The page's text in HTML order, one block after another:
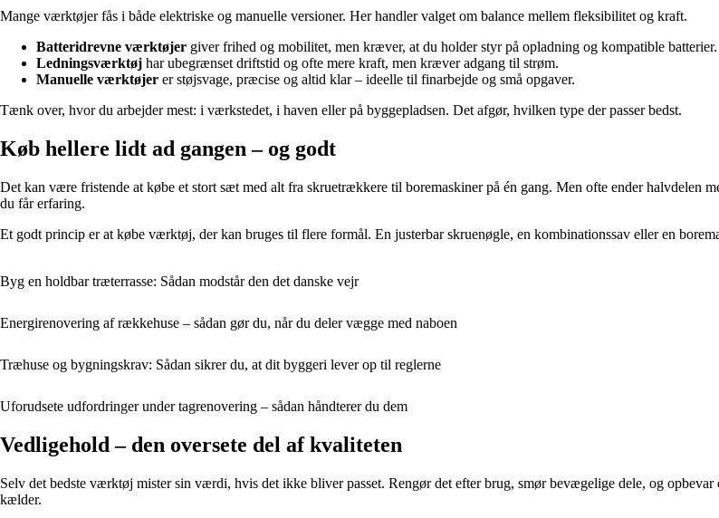
Mange værktøjer fås i både elektriske og manuelle versioner. Her handler valget om balance mellem fleksibilitet og kraft.
Batteridrevne værktøjer giver frihed og mobilitet, men kræver, at du holder styr på opladning og kompatible batterier.
Ledningsværktøj har ubegrænset driftstid og ofte mere kraft, men kræver adgang til strøm.
Manuelle værktøjer er støjsvage, præcise og altid klar – ideelle til finarbejde og små opgaver.
Tænk over, hvor du arbejder mest: i værkstedet, i haven eller på byggepladsen. Det afgør, hvilken type der passer bedst.
Køb hellere lidt ad gangen – og godt
Det kan være fristende at købe et stort sæt med alt fra skruetrækkere til boremaskiner på én gang. Men ofte ender halvdelen
du får erfaring.
Et godt princip er at købe værktøj, der kan bruges til flere formål. En justerbar skruenøgle, en kombinationssav eller en
Byg en holdbar træterrasse: Sådan modstår den det danske vejr
Energirenovering af rækkehuse – sådan gør du, når du deler vægge med naboen
Træhuse og bygningskrav: Sådan sikrer du, at dit byggeri lever op til reglerne
Uforudsete udfordringer under tagrenovering – sådan håndterer du dem
Vedligehold – den oversete del af kvaliteten
Selv det bedste værktøj mister sin værdi, hvis det ikke bliver passet. Rengør det efter brug, smør bevægelige dele, og
kælder.